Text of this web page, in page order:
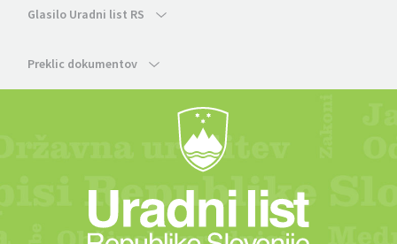
Glasilo Uradni list RS
Preklic dokumentov